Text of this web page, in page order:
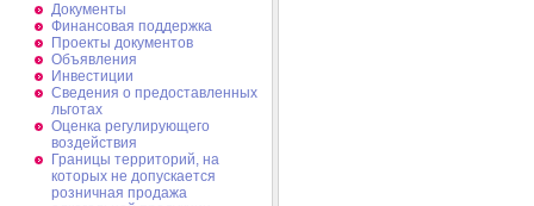
Документы
Финансовая поддержка
Проекты документов
Объявления
Инвестиции
Сведения о предоставленных
льготах
Оценка регулирующего
воздействия
Границы территорий, на
которых не допускается
розничная продажа